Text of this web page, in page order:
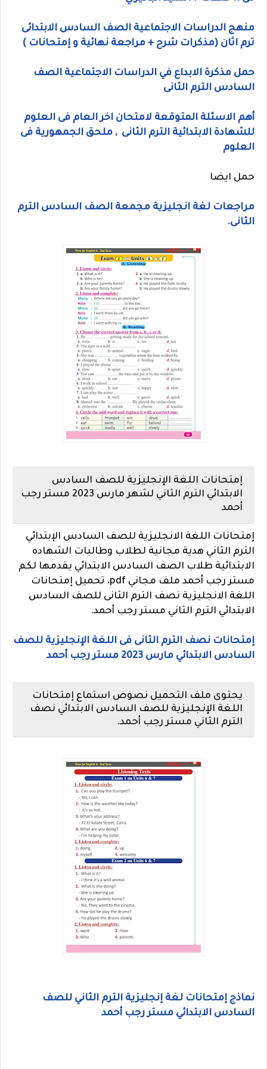
منهج الدراسات الاجتماعية الصف السادس الابتدائى
ترم اثان (مذكرات شرح + مراجعة نهائية و إمتحانات )
حمل مذكرة الابداع في الدراسات الاجتماعية الصف
السادس الترم الثانى
أهم الاسئلة المتوقعة لامتحان اخر العام فى العلوم
للشهادة الابتدائية الترم الثانى , ملحق الجمهورية فى
العلوم
حمل ايضا
مراجعات لغة انجليزية مجمعة الصف السادس الترم
الثانى.
إمتحانات اللغة الإنجليزية للصف السادس
الابتدائي الترم الثاني لشهر مارس 2023 مستر رجب
أحمد
إمتحانات اللغة الانجليزية للصف السادس الإبتدائي
الترم الثاني هدية مجانية لطلاب وطالبات الشهاده
الابتدائية طلاب الصف السادس الابتدائي يقدمها لكم
مستر رجب أحمد ملف مجاني pdf، تحميل إمتحانات
اللغة الانجليزية نصف الترم الثانى للصف السادس
الابتدائي الترم الثاني مستر رجب أحمد.
إمتحانات نصف الترم الثانى فى اللغة الإنجليزية للصف
السادس الابتدائي مارس 2023 مستر رجب أحمد
يحتوى ملف التحميل نصوص استماع إمتحانات
اللغة الإنجليزية للصف السادس الابتدائي نصف
الترم الثاني مستر رجب أحمد.
نماذج إمتحانات لغة إنجليزية الترم الثاني للصف
السادس الابتدائي مستر رجب أحمد